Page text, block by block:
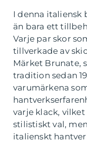
I denna italiensk
än bara ett
Varje par skor
tillverkade av
Märket Brunate,
tradition sedan
varumärkena
varje klack,
stilistiskt val,
italienskt